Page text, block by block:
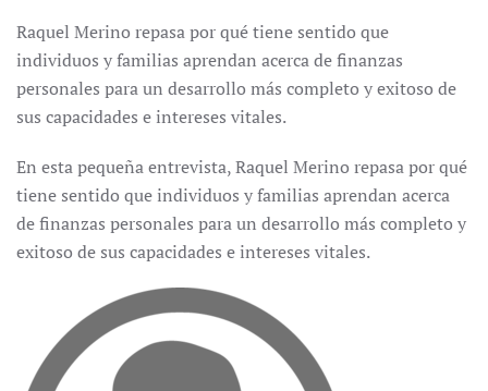
Raquel Merino repasa por qué tiene sentido que
individuos y familias aprendan acerca de finanzas
personales para un desarrollo más completo y exitoso de
sus capacidades e intereses vitales.
En esta pequeña entrevista, Raquel Merino repasa por qué
tiene sentido que individuos y familias aprendan acerca
de finanzas personales para un desarrollo más completo y
exitoso de sus capacidades e intereses vitales.